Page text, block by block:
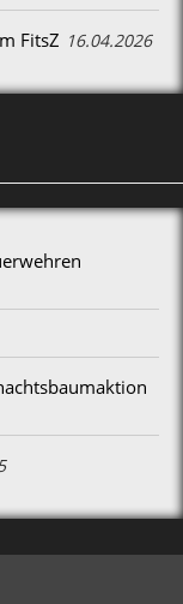
FitsZ 16.04.2026